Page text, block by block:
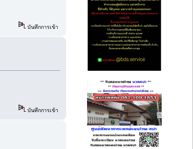
บันทึกการเข้า
บันทึกการเข้า